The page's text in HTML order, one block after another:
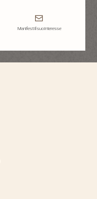
Manifesti il suo interesse